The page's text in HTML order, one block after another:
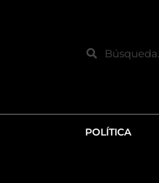
Search
POLÍTICA